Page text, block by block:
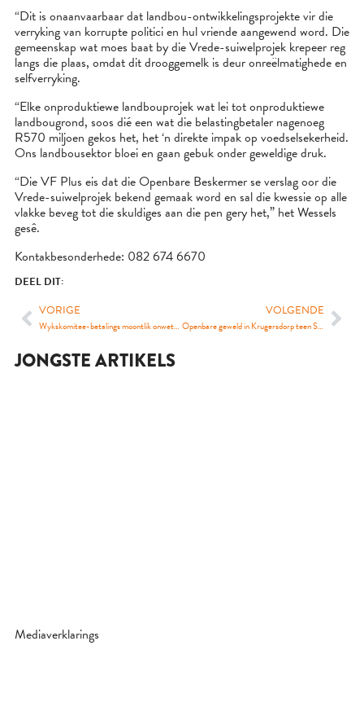
“Dit is onaanvaarbaar dat landbou-ontwikkelingsprojekte vir die
verryking van korrupte politici en hul vriende aangewend word. Die
gemeenskap wat moes baat by die Vrede-suiwelprojek krepeer reg
langs die plaas, omdat dit drooggemelk is deur onreëlmatighede en
selfverryking.
“Elke onproduktiewe landbouprojek wat lei tot onproduktiewe
landbougrond, soos dié een wat die belastingbetaler nagenoeg
R570 miljoen gekos het, het ‘n direkte impak op voedselsekerheid.
Ons landbousektor bloei en gaan gebuk onder geweldige druk.
“Die VF Plus eis dat die Openbare Beskermer se verslag oor die
Vrede-suiwelprojek bekend gemaak word en sal die kwessie op alle
vlakke beveg tot die skuldiges aan die pen gery het,” het Wessels
gesê.
Kontakbesonderhede: 082 674 6670
DEEL DIT:
VORIGE
Wykskomitee-betalings moontlik onwettig
VOLGENDE
Openbare geweld in Krugersdorp teen SAPD die gevolg van jare lange swak polisiëring
JONGSTE ARTIKELS
Mediaverklarings